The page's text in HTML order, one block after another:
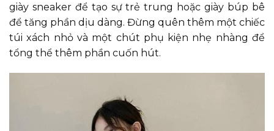
giày sneaker để tạo sự trẻ trung hoặc giày búp bê
để tăng phần dịu dàng. Đừng quên thêm một chiếc
túi xách nhỏ và một chút phụ kiện nhẹ nhàng để
tổng thể thêm phần cuốn hút.